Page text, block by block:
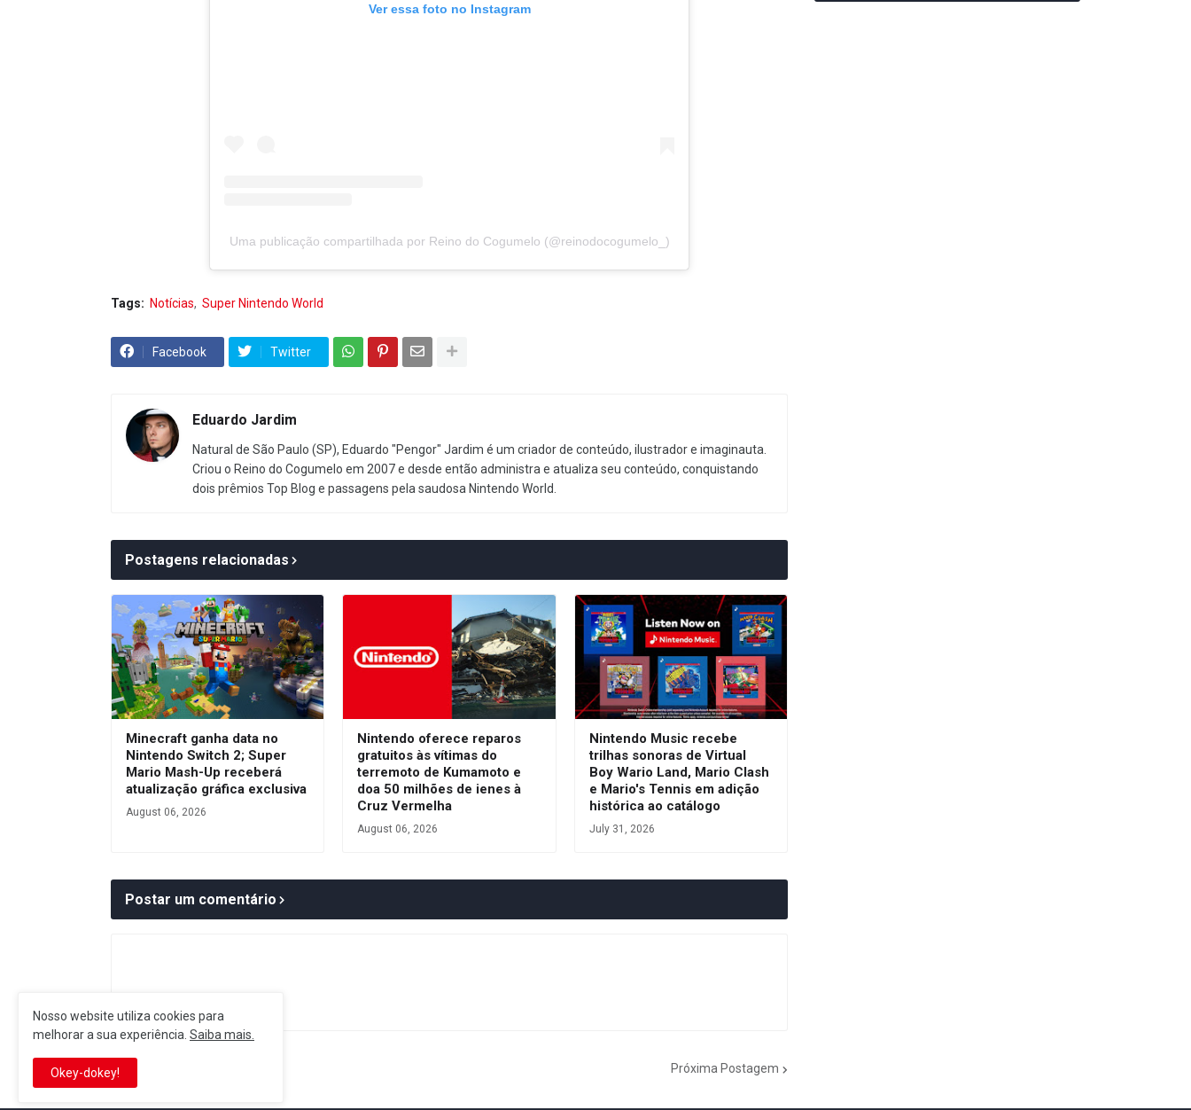
Ver essa foto no Instagram
Uma publicação compartilhada por Reino do Cogumelo (@reinodocogumelo_)
Tags: Notícias Super Nintendo World
Facebook Twitter
Eduardo Jardim
Natural de São Paulo (SP), Eduardo "Pengor" Jardim é um criador de conteúdo, ilustrador e imaginauta.
Criou o Reino do Cogumelo em 2007 e desde então administra e atualiza seu conteúdo, conquistando
dois prêmios Top Blog e passagens pela saudosa Nintendo World.
Postagens relacionadas
Minecraft ganha data no
Nintendo Switch 2; Super
Mario Mash-Up receberá
atualização gráfica exclusiva
August 06, 2026
Nintendo oferece reparos
gratuitos às vítimas do
terremoto de Kumamoto e
doa 50 milhões de ienes à
Cruz Vermelha
August 06, 2026
Nintendo Music recebe
trilhas sonoras de Virtual
Boy Wario Land, Mario Clash
e Mario's Tennis em adição
histórica ao catálogo
July 31, 2026
Postar um comentário
Próxima Postagem
Nosso website utiliza cookies para
melhorar a sua experiência. Saiba mais.
Okey-dokey!